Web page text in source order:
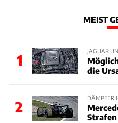
MEIST
1
JAGUAR
die
2
DÄMPFER
Strafen